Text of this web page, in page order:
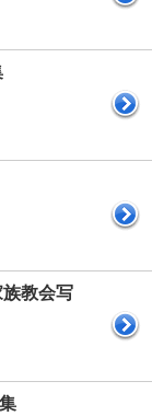
教会写